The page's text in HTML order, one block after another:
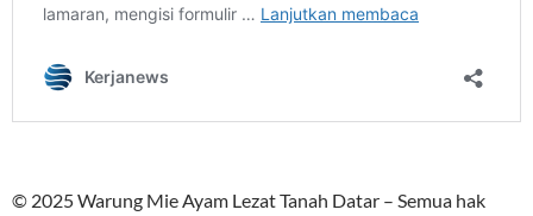
© 2025 Warung Mie Ayam Lezat Tanah Datar – Semua hak